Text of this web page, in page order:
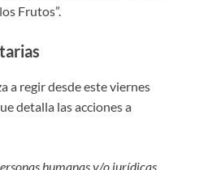
Frutos”.
a regir desde este viernes
detalla las acciones a
humanas y/o jurídicas